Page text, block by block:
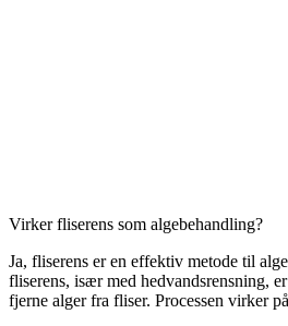
Virker fliserens som algebehandling?
Ja, fliserens er en effektiv metode til
fliserens, især med hedvandsrensning,
fjerne alger fra fliser. Processen virker